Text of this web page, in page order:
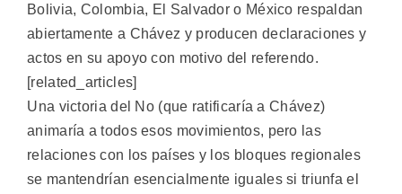
Bolivia, Colombia, El Salvador o México respaldan
abiertamente a Chávez y producen declaraciones y
actos en su apoyo con motivo del referendo.
[related_articles]
Una victoria del No (que ratificaría a Chávez)
animaría a todos esos movimientos, pero las
relaciones con los países y los bloques regionales
se mantendrían esencialmente iguales si triunfa el